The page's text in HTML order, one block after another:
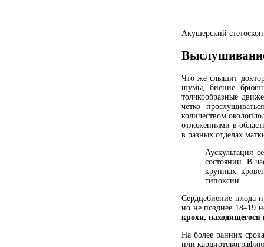
Акушерский стетоскоп
Что же слышит
шумы, биение
толчкообразные
чётко
количеством
отложениями в
в разных отделах
Аускультация
состоянии. В
крупных
гипоксии.
Сердцебиение плода
но не позднее 18–19
крохи,
На более ранних
или